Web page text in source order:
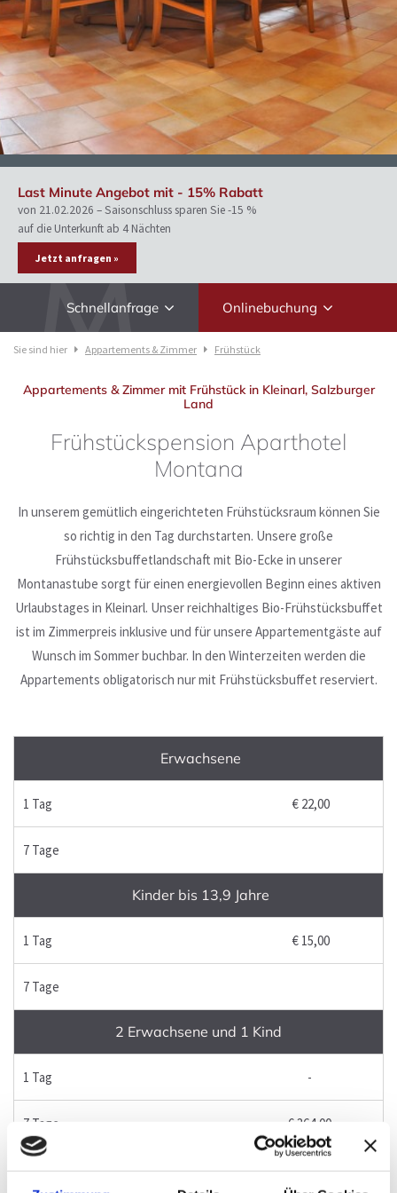
Last Minute Angebot mit - 15% Rabatt
von 21.02.2026 – Saisonschluss sparen Sie -15 %
auf die Unterkunft ab 4 Nächten
Jetzt anfragen »
Schnellanfrage Onlinebuchung
Anreise Abreise
JETZT ANFRAGEN
ONLINE BUCHEN
Sie sind hier Appartements & Zimmer Frühstück
Appartements & Zimmer mit Frühstück in Kleinarl, Salzburger
Land
Frühstückspension Aparthotel
Montana
In unserem gemütlich eingerichteten Frühstücksraum können Sie
so richtig in den Tag durchstarten. Unsere große
Frühstücksbuffetlandschaft mit Bio-Ecke in unserer
Montanastube sorgt für einen energievollen Beginn eines aktiven
Urlaubstages in Kleinarl. Unser reichhaltiges Bio-Frühstücksbuffet
ist im Zimmerpreis inklusive und für unsere Appartementgäste auf
Wunsch im Sommer buchbar. In den Winterzeiten werden die
Appartements obligatorisch nur mit Frühstücksbuffet reserviert.
Erwachsene
1 Tag € 22,00
7 Tage
Kinder bis 13,9 Jahre
1 Tag € 15,00
7 Tage
2 Erwachsene und 1 Kind
1 Tag -
7 Tage € 364,00
2 Erwachsene und 2 Kinder